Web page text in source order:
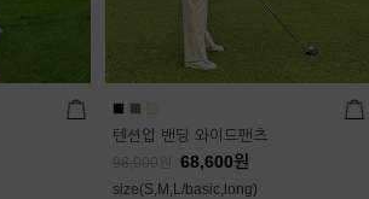
텐션업 밴딩 와이드팬츠
98,000 68,600원
size(S,M,L/basic,long)